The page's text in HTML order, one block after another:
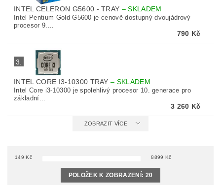
INTEL CELERON G5600 - TRAY –SKLADEM
Intel Pentium Gold G5600 je cenově dostupný dvoujádrový
procesor 9....
790 Kč
3.
INTEL CORE I3-10300 TRAY– SKLADEM
Intel Core i3-10300 je spolehlivý procesor 10. generace pro
základní...
3 260 Kč
ZOBRAZIT VÍCE
149 Kč 8899 Kč
POLOŽEK K ZOBRAZENÍ: 20